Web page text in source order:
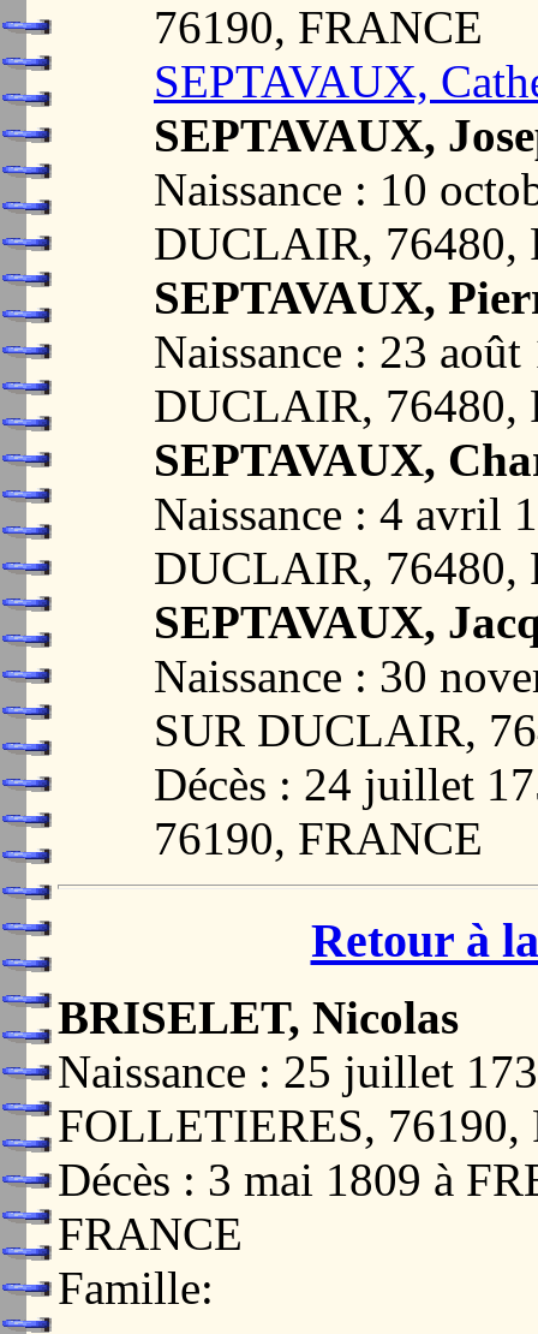
76190, FRANCE
SEPTAVAUX,
SEPTAVAUX,
Naissance : 10
DUCLAIR, 76480,
SEPTAVAUX,
Naissance : 23
DUCLAIR, 76480,
SEPTAVAUX,
Naissance : 4 avril
DUCLAIR, 76480,
SEPTAVAUX,
Naissance : 30
SUR DUCLAIR,
Décès : 24 juillet
76190, FRANCE
Retour à
BRISELET, Nicolas
Naissance : 25 juillet
FOLLETIERES, 76190,
Décès : 3 mai 1809 à
FRANCE
Famille: